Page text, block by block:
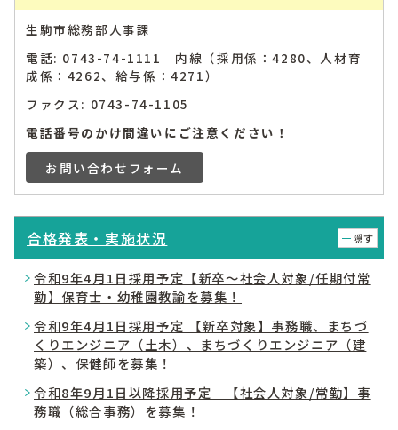
生駒市総務部人事課
電話: 0743-74-1111 内線（採用係：4280、人材育
成係：4262、給与係：4271）
ファクス: 0743-74-1105
電話番号のかけ間違いにご注意ください！
お問い合わせフォーム
合格発表・実施状況 隠す
令和9年4月1日採用予定【新卒～社会人対象/任期付常
勤】保育士・幼稚園教諭を募集！
令和9年4月1日採用予定 【新卒対象】事務職、まちづ
くりエンジニア（土木）、まちづくりエンジニア（建
築）、保健師を募集！
令和8年9月1日以降採用予定 【社会人対象/常勤】事
務職（総合事務）を募集！